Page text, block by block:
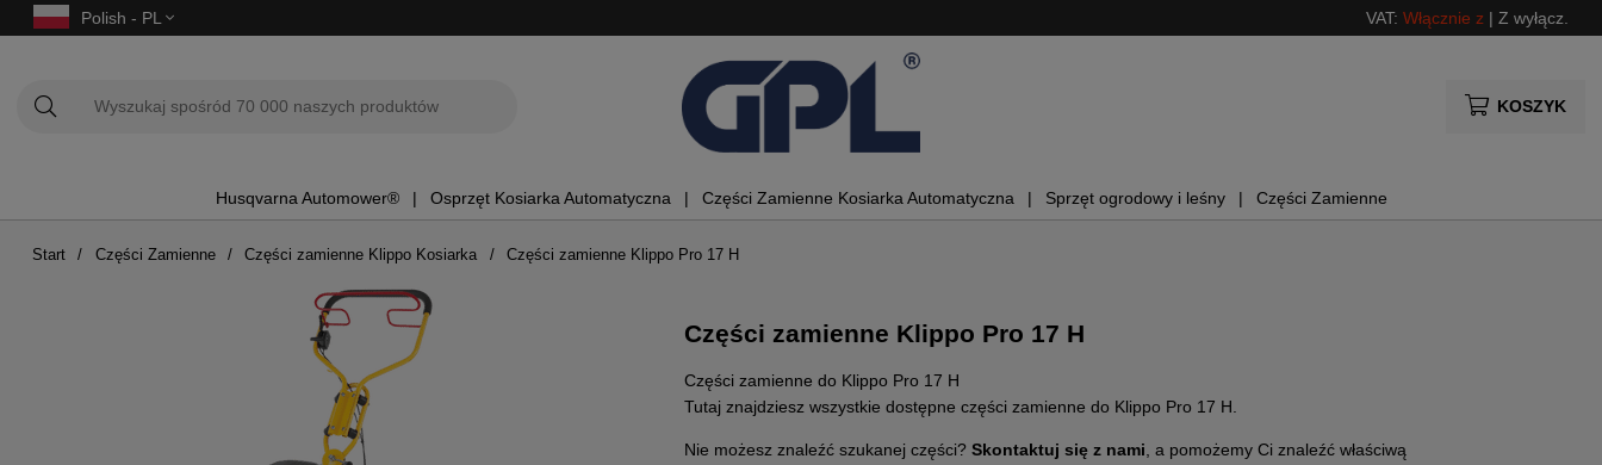
Polish - PL VAT: Włącznie z | Z wyłącz.
KOSZYK
Husqvarna Automower® Osprzęt Kosiarka Automatyczna Części Zamienne Kosiarka Automatyczna Sprzęt ogrodowy i leśny Części Zamienne
Start Części Zamienne Części zamienne Klippo Kosiarka Części zamienne Klippo Pro 17 H
Części zamienne Klippo Pro 17 H
Części zamienne do Klippo Pro 17 H
Tutaj znajdziesz wszystkie dostępne części zamienne do Klippo Pro 17 H.
Nie możesz znaleźć szukanej części? Skontaktuj się z nami, a pomożemy Ci znaleźć właściwą